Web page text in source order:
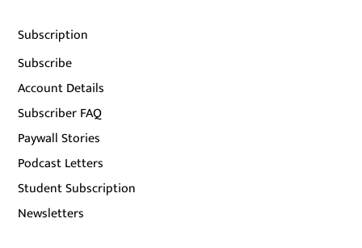
Subscription
Subscribe
Account Details
Subscriber FAQ
Paywall Stories
Podcast Letters
Student Subscription
Newsletters